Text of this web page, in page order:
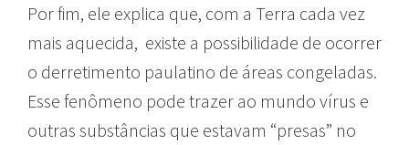
Por fim, ele explica que, com a Terra cada vez
mais aquecida, existe a possibilidade de ocorrer
o derretimento paulatino de áreas congeladas.
Esse fenômeno pode trazer ao mundo vírus e
outras substâncias que estavam “presas” no